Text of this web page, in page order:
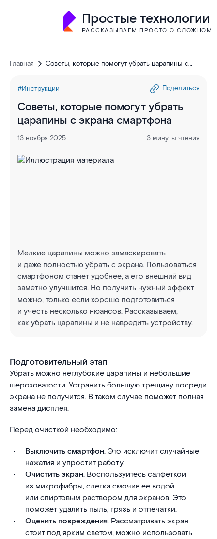
Простые технологии
РАССКАЗЫВАЕМ ПРОСТО О СЛОЖНОМ
Главная
Советы, которые помогут убрать царапины с
#Инструкции
Поделиться
Советы, которые помогут убрать
царапины с экрана смартфона
13 ноября 2025 3 минуты чтения
Мелкие царапины можно замаскировать
и даже полностью убрать с экрана. Пользоваться
смартфоном станет удобнее, а его внешний вид
заметно улучшится. Но получить нужный эффект
можно, только если хорошо подготовиться
и учесть несколько нюансов. Рассказываем,
как убрать царапины и не навредить устройству.
Подготовительный этап
Убрать можно неглубокие царапины и небольшие
шероховатости. Устранить большую трещину посреди
экрана не получится. В таком случае поможет полная
замена дисплея.
Перед очисткой необходимо:
Выключить смартфон. Это исключит случайные
нажатия и упростит работу.
Очистить экран. Воспользуйтесь салфеткой
из микрофибры, слегка смочив ее водой
или спиртовым раствором для экранов. Это
поможет удалить пыль, грязь и отпечатки.
Оценить повреждения. Рассматривать экран
стоит под ярким светом, можно использовать